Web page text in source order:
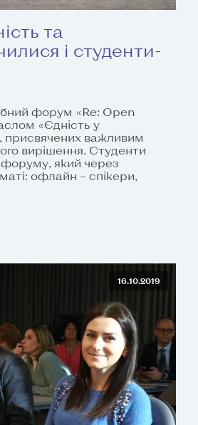
та
і студенти-
форум «Re: Open
«Єдність у
присвячених важливим
вирішення. Студенти
форуму, який через
офлайн – спікери,
16.10.2019